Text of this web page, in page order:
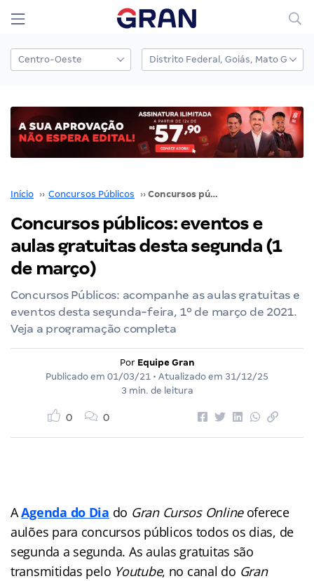
Início ›› Concursos Públicos ›› Concursos públicos: eventos e aulas gratuitas desta segunda (1 de março)
Concursos públicos: eventos e
aulas gratuitas desta segunda (1
de março)
Concursos Públicos: acompanhe as aulas gratuitas e
eventos desta segunda-feira, 1º de março de 2021.
Veja a programação completa
Por Equipe Gran
Publicado em 01/03/21 • Atualizado em 31/12/25
3 min. de leitura
0 0
AAgenda do Dia do Gran Cursos Online oferece
aulões para concursos públicos todos os dias, de
segunda a segunda. As aulas gratuitas são
transmitidas pelo Youtube, no canal do Gran